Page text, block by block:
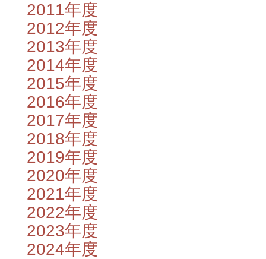
2011年度
2012年度
2013年度
2014年度
2015年度
2016年度
2017年度
2018年度
2019年度
2020年度
2021年度
2022年度
2023年度
2024年度